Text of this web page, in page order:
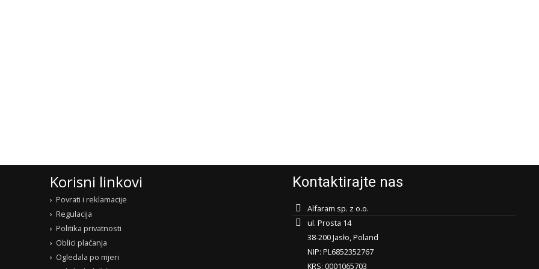
Korisni linkovi
Povrati i reklamacije
Regulacija
Politika privatnosti
Oblici plaćanja
Ogledala po mjeri
Kontaktirajte nas
Alfaram sp. z o.o.
ul. Prosta 14
38-200 Jasło, Poland
NIP: PL6852352767
KRS: 0001065703